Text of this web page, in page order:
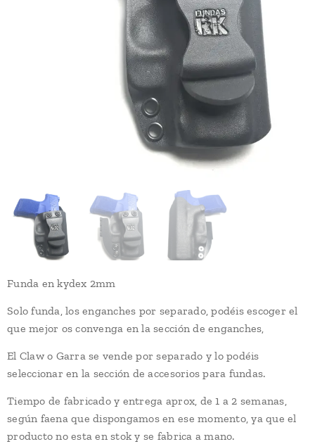
Funda en kydex 2mm
Solo funda, los enganches por separado, podéis escoger el
que mejor os convenga en la sección de enganches,
El Claw o Garra se vende por separado y lo podéis
seleccionar en la sección de accesorios para fundas.
Tiempo de fabricado y entrega aprox, de 1 a 2 semanas,
según faena que dispongamos en ese momento, ya que el
producto no esta en stok y se fabrica a mano.